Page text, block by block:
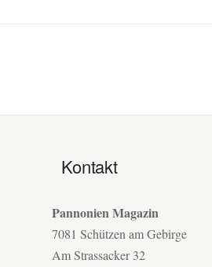
Kontakt
Pannonien Magazin
7081 Schützen am Gebirge
Am Strassacker 32